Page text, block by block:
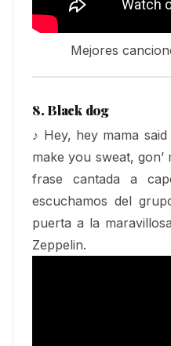
Mejores
8. Black dog
♪ Hey, hey mama
make you sweat,
frase cantada a
escuchamos del
puerta a la
Zeppelin.